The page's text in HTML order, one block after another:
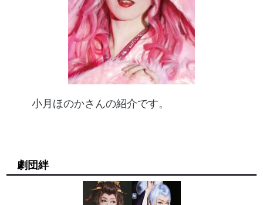
小月ほのかさんの紹介です。
劇団絆